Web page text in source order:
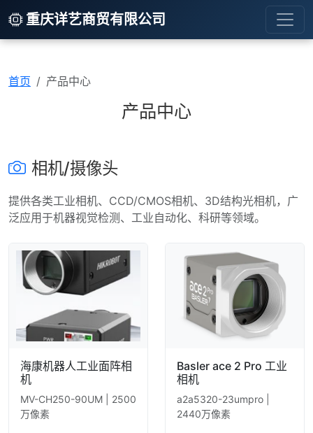
重庆详艺商贸有限公司
首页 产品中心
产品中心
相机/摄像头
提供各类工业相机、CCD/CMOS相机、3D结构光相机，广
泛应用于机器视觉检测、工业自动化、科研等领域。
海康机器人工业面阵相
机
MV-CH250-90UM | 2500
万像素
Basler ace 2 Pro 工业
相机
a2a5320-23umpro |
2440万像素